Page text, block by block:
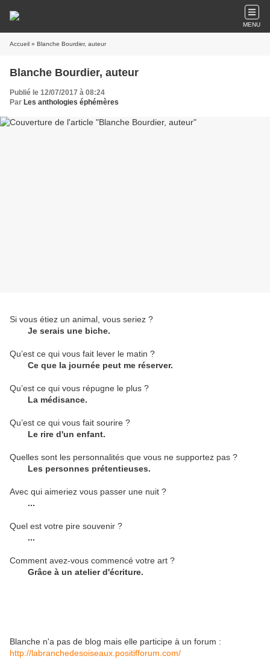
MENU
Accueil » Blanche Bourdier, auteur
Blanche Bourdier, auteur
Publié le 12/07/2017 à 08:24
Par Les anthologies éphémères
Si vous étiez un animal, vous seriez ?
Je serais une biche.
Qu’est ce qui vous fait lever le matin ?
Ce que la journée peut me réserver.
Qu’est ce qui vous répugne le plus ?
La médisance.
Qu’est ce qui vous fait sourire ?
Le rire d'un enfant.
Quelles sont les personnalités que vous ne supportez pas ?
Les personnes prétentieuses.
Avec qui aimeriez vous passer une nuit ?
...
Quel est votre pire souvenir ?
...
Comment avez-vous commencé votre art ?
Grâce à un atelier d'écriture.
Blanche n'a pas de blog mais elle participe à un forum :
http://labranchedesoiseaux.positifforum.com/